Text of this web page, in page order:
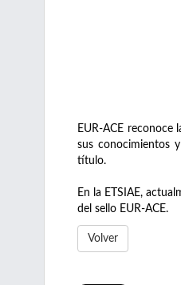
EUR-ACE
sus conocimientos
título.
En la ETSIAE,
del sello EUR-ACE.
Volver